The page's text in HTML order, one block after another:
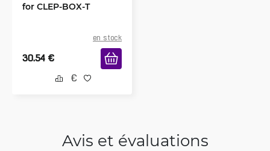
for CLEP-BOX-T
en stock
30.54 €
Avis et évaluations